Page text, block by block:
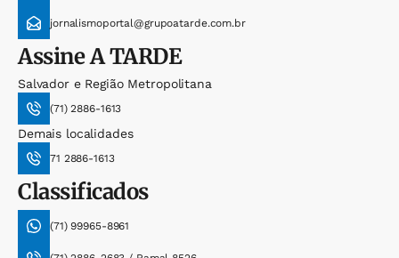
jornalismoportal@grupoatarde.com.br
AssineA TARDE
Salvador e Região Metropolitana
(71) 2886-1613
Demais localidades
71 2886-1613
Classificados
(71) 99965-8961